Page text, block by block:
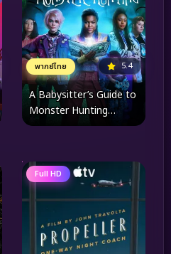
พากย์ไทย 5.4
A Babysitter’s Guide to
Monster Hunting
(2020) คู่มือล่าปีศาจฉบับพี่
Full HD